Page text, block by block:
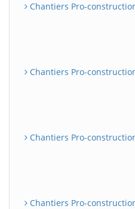
Chantiers Pro-
Chantiers Pro-
Chantiers Pro-
Chantiers Pro-